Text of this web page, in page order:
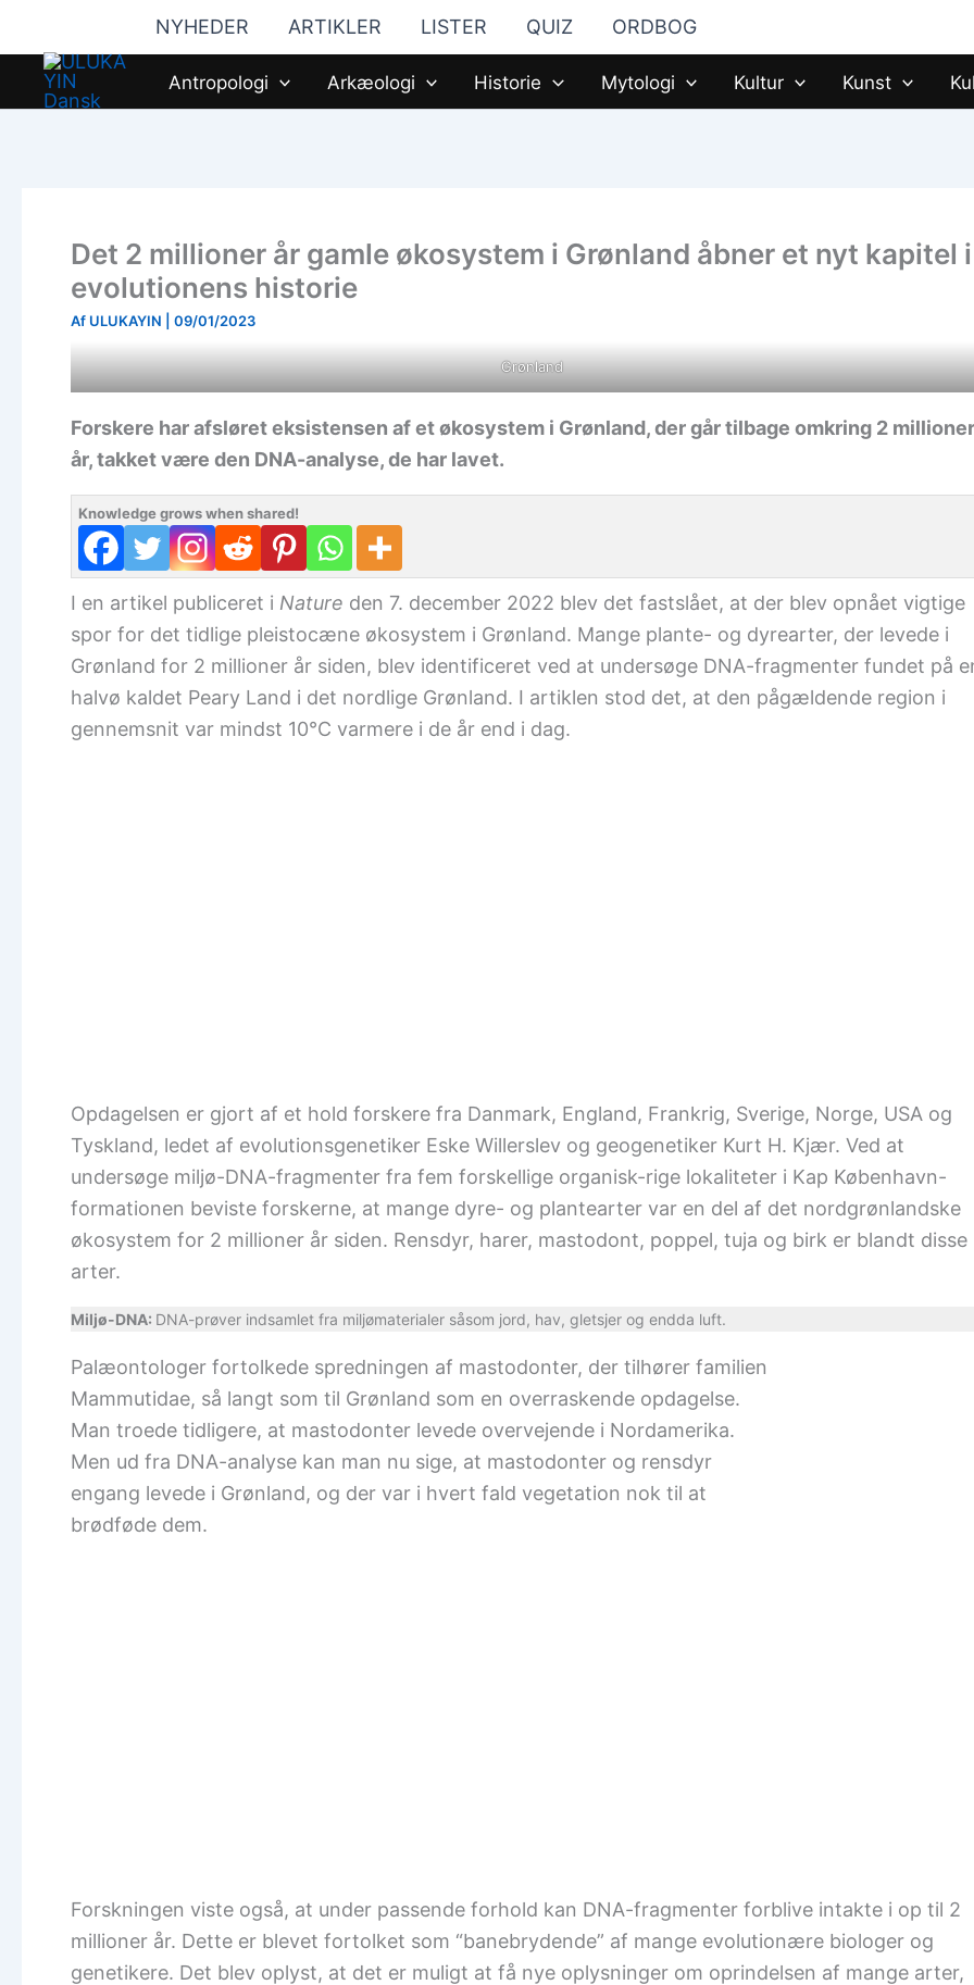
indholdet
NYHEDER ARTIKLER LISTER QUIZ ORDBOG
Antropologi Arkæologi Historie Mytologi Kultur Kunst
Det 2 millioner år gamle økosystem i Grønland åbner et nyt kapitel i
evolutionens historie
Af ULUKAYIN 09/01/2023
Grønland
Forskere har afsløret eksistensen af et økosystem i Grønland, der går tilbage omkring 2 millioner
år, takket være den DNA-analyse, de har lavet.
Knowledge grows when shared!
I en artikel publiceret i Nature den 7. december 2022 blev det fastslået, at der blev opnået vigtige
spor for det tidlige pleistocæne økosystem i Grønland. Mange plante- og dyrearter, der levede i
Grønland for 2 millioner år siden, blev identificeret ved at undersøge DNA-fragmenter fundet på
halvø kaldet Peary Land i det nordlige Grønland. I artiklen stod det, at den pågældende region i
gennemsnit var mindst 10°C varmere i de år end i dag.
Opdagelsen er gjort af et hold forskere fra Danmark, England, Frankrig, Sverige, Norge, USA og
Tyskland, ledet af evolutionsgenetiker Eske Willerslev og geogenetiker Kurt H. Kjær. Ved at
undersøge miljø-DNA-fragmenter fra fem forskellige organisk-rige lokaliteter i Kap København-
formationen beviste forskerne, at mange dyre- og plantearter var en del af det nordgrønlandske
økosystem for 2 millioner år siden. Rensdyr, harer, mastodont, poppel, tuja og birk er blandt disse
arter.
Miljø-DNA: DNA-prøver indsamlet fra miljømaterialer såsom jord, hav, gletsjer og endda luft.
Palæontologer fortolkede spredningen af mastodonter, der tilhører familien
Mammutidae, så langt som til Grønland som en overraskende opdagelse.
Man troede tidligere, at mastodonter levede overvejende i Nordamerika.
Men ud fra DNA-analyse kan man nu sige, at mastodonter og rensdyr
engang levede i Grønland, og der var i hvert fald vegetation nok til at
brødføde dem.
Forskningen viste også, at under passende forhold kan DNA-fragmenter forblive intakte i op til 2
millioner år. Dette er blevet fortolket som “banebrydende” af mange evolutionære biologer og
genetikere. Det blev oplyst, at det er muligt at få nye oplysninger om oprindelsen af mange arter,